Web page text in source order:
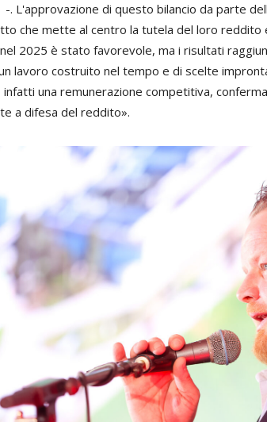
-. L'approvazione di questo bilancio da parte
che mette al centro la tutela del loro reddito
2025 è stato favorevole, ma i risultati
lavoro costruito nel tempo e di scelte
una remunerazione competitiva,
a difesa del reddito».